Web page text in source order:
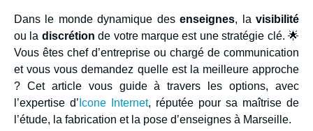
Dans le monde dynamique desenseignes, lavisibilité
ou la discrétion de votre marque est une stratégie clé. 🌟
Vous êtes chef d’entreprise ou chargé de communication
et vous vous demandez quelle est la meilleure approche
? Cet article vous guide à travers les options, avec
l’expertise d’ Icone Internet, réputée pour sa maîtrise de
l’étude, la fabrication et la pose d’enseignes à Marseille.